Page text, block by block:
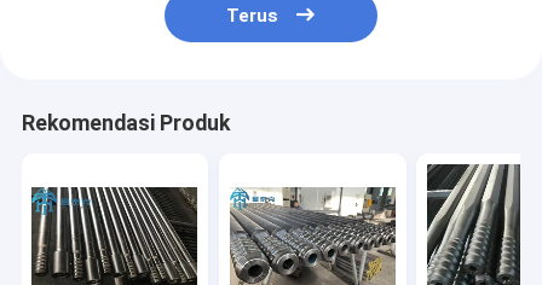
Terus
Rekomendasi Produk